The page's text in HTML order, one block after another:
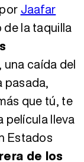
Jaafar
de la taquilla
una caída del
pasada,
que tú, te
película lleva
Estados
de los